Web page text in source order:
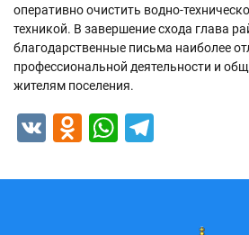
оперативно очистить водно-
техникой. В завершение схода глава
благодарственные письма наиболее
профессиональной деятельности и
жителям поселения.
VK Odnoklassniki
WhatsApp